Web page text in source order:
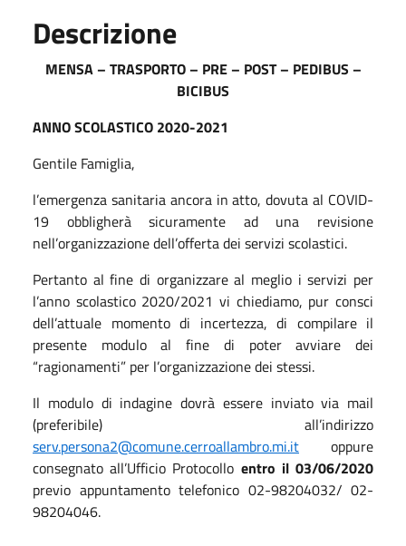
Descrizione
MENSA – TRASPORTO – PRE – POST – PEDIBUS –
BICIBUS
ANNO SCOLASTICO 2020-2021
Gentile Famiglia,
l’emergenza sanitaria ancora in atto, dovuta al COVID-
19 obbligherà sicuramente ad una revisione
nell’organizzazione dell’offerta dei servizi scolastici.
Pertanto al fine di organizzare al meglio i servizi per
l’anno scolastico 2020/2021 vi chiediamo, pur consci
dell’attuale momento di incertezza, di compilare il
presente modulo al fine di poter avviare dei
“ragionamenti” per l’organizzazione dei stessi.
Il modulo di indagine dovrà essere inviato via mail
(preferibile) all’indirizzo
serv.persona2@comune.cerroallambro.mi.it oppure
consegnato all’Ufficio Protocollo entro il03/06/2020
previo appuntamento telefonico 02-98204032/ 02-
98204046.